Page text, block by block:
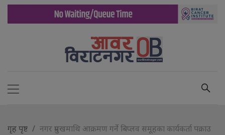
गृह पृष्ट नगर प्रमुखमाथि आक्रमण गर्ने बिप्लव समूहका कार्यकर्ता पक्राउ